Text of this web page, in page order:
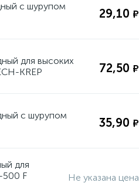
с шурупом
29,10 ₽
для высоких
KREP
72,50 ₽
с шурупом
35,90 ₽
для
500 F
Не указана цена